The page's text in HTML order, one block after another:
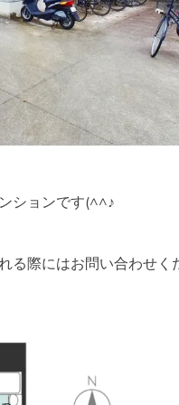
ションです(^^♪
る際にはお問い合わせく